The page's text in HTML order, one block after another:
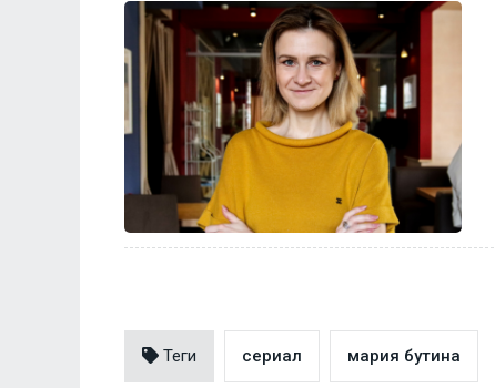
Теги сериал мария бутина